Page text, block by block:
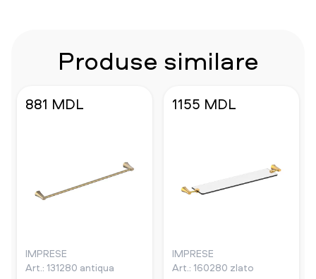
Produse similare
881 MDL
IMPRESE
Art.: 131280 antiqua
1155 MDL
IMPRESE
Art.: 160280 zlato